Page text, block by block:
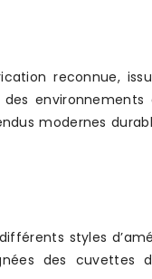
reconnue,
modernes
styles
des cuvettes